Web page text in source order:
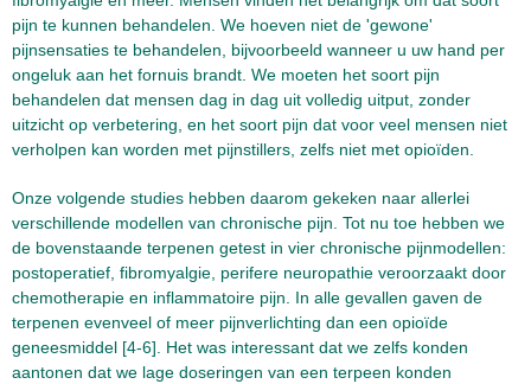
pijn te kunnen behandelen. We hoeven niet de 'gewone'
pijnsensaties te behandelen, bijvoorbeeld wanneer u uw hand per
ongeluk aan het fornuis brandt. We moeten het soort pijn
behandelen dat mensen dag in dag uit volledig uitput, zonder
uitzicht op verbetering, en het soort pijn dat voor veel mensen niet
verholpen kan worden met pijnstillers, zelfs niet met opioïden.
Onze volgende studies hebben daarom gekeken naar allerlei
verschillende modellen van chronische pijn. Tot nu toe hebben we
de bovenstaande terpenen getest in vier chronische pijnmodellen:
postoperatief, fibromyalgie, perifere neuropathie veroorzaakt door
chemotherapie en inflammatoire pijn. In alle gevallen gaven de
terpenen evenveel of meer pijnverlichting dan een opioïde
geneesmiddel [4-6]. Het was interessant dat we zelfs konden
aantonen dat we lage doseringen van een terpeen konden